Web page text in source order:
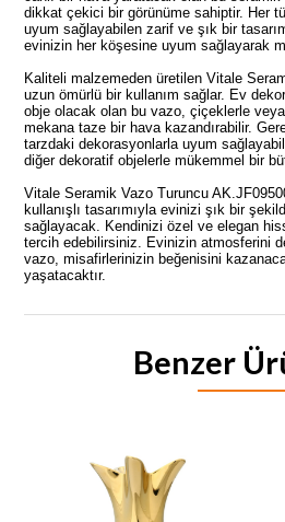
dikkat çekici bir görünüme sahiptir. Her
uyum sağlayabilen zarif ve şık bir
evinizin her köşesine uyum sağlayarak
Kaliteli malzemeden üretilen Vitale
uzun ömürlü bir kullanım sağlar. Ev
obje olacak olan bu vazo, çiçeklerle
mekana taze bir hava kazandırabilir.
tarzdaki dekorasyonlarla uyum
diğer dekoratif objelerle mükemmel bir
Vitale Seramik Vazo Turuncu
kullanışlı tasarımıyla evinizi şık bir
sağlayacak. Kendinizi özel ve elegan
tercih edebilirsiniz. Evinizin atmosferini
vazo, misafirlerinizin beğenisini
yaşatacaktır.
Benzer